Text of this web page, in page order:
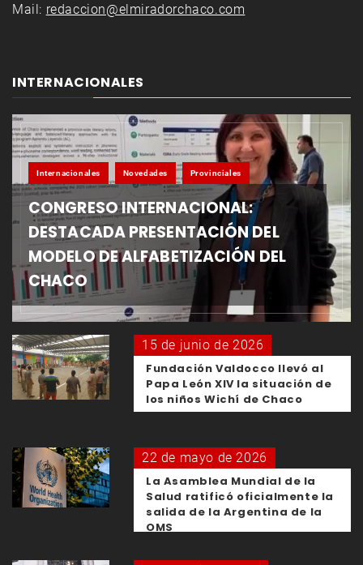
Mail: redaccion@elmiradorchaco.com
INTERNACIONALES
Internacionales Novedades Provinciales
CONGRESO INTERNACIONAL:
DESTACADA PRESENTACIÓN DEL
MODELO DE ALFABETIZACIÓN DEL
CHACO
15 de junio de 2026
Fundación Valdocco llevó al
Papa León XIV la situación de
los niños Wichí de Chaco
22 de mayo de 2026
La Asamblea Mundial de la
Salud ratificó oficialmente la
salida de la Argentina de la
OMS